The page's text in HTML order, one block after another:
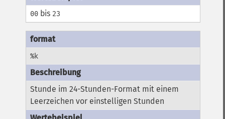
00 bis 23
%k
Stunde im 24-Stunden-Format mit einem
Leerzeichen vor einstelligen Stunden